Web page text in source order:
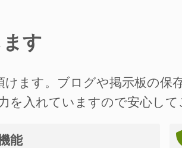
す
ます。ブログや掲示板の保
入れていますので安心して
能